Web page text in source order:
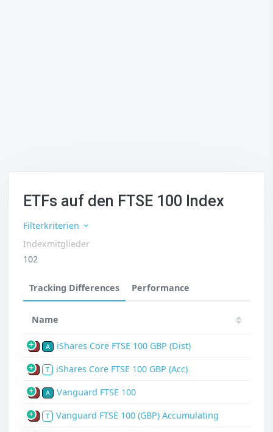
ETFs auf den FTSE 100 Index
Filterkriterien
Indexmitglieder
102
Tracking Differences Performance
Name
P A iShares Core FTSE 100 GBP (Dist)
P T iShares Core FTSE 100 GBP (Acc)
P A Vanguard FTSE 100
P T Vanguard FTSE 100 (GBP) Accumulating